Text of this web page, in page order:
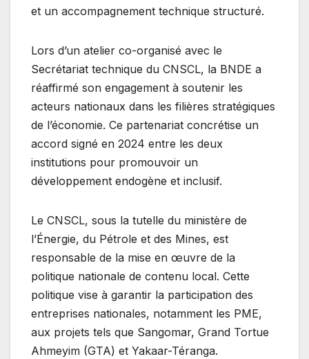
et un accompagnement technique structuré.
Lors d’un atelier co-organisé avec le
Secrétariat technique du CNSCL, la BNDE a
réaffirmé son engagement à soutenir les
acteurs nationaux dans les filières stratégiques
de l’économie. Ce partenariat concrétise un
accord signé en 2024 entre les deux
institutions pour promouvoir un
développement endogène et inclusif.
Le CNSCL, sous la tutelle du ministère de
l’Énergie, du Pétrole et des Mines, est
responsable de la mise en œuvre de la
politique nationale de contenu local. Cette
politique vise à garantir la participation des
entreprises nationales, notamment les PME,
aux projets tels que Sangomar, Grand Tortue
Ahmeyim (GTA) et Yakaar-Téranga.